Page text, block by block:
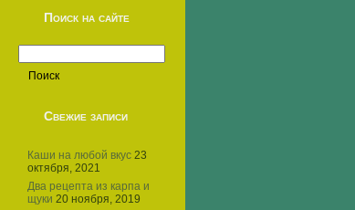
Поиск на сайте
Свежие записи
Каши на любой вкус 23
октября, 2021
Два рецепта из карпа и
щуки 20 ноября, 2019